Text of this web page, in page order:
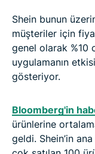
Shein bunun
müşteriler için
genel olarak %10
uygulamanın
gösteriyor.
Bloomberg'in
ürünlerine
geldi. Shein’in